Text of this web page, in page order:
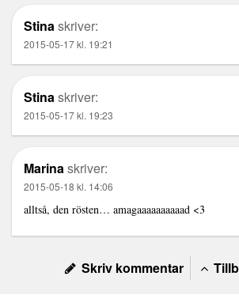
Stinaskriver:
2015-05-17 kl. 19:21
Stinaskriver:
2015-05-17 kl. 19:23
Marinaskriver:
2015-05-18 kl. 14:06
alltså, den rösten… amagaaaaaaaaaad <3
Skriv kommentar